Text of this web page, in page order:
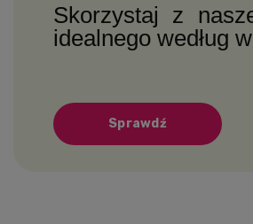
Skorzystaj z
idealnego według
Sprawdź